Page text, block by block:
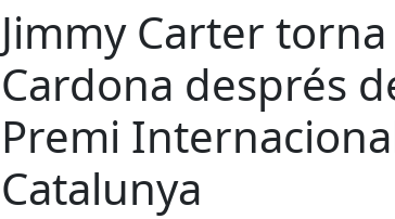
Jimmy Carter torna
Cardona després
Premi
Catalunya